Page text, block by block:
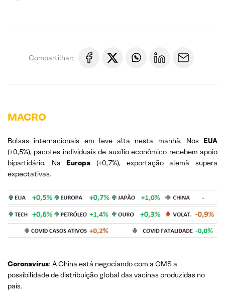
Compartilhar:
MACRO
Bolsas internacionais em leve alta nesta manhã. Nos EUA
(+0,5%), pacotes individuais de auxílio econômico recebem apoio
bipartidário. Na Europa (+0,7%), exportação alemã supera
expectativas.
Coronavírus: A China está negociando com a OMS a
possibilidade de distribuição global das vacinas produzidas no
país.